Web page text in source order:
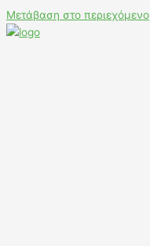
Μετάβαση στο περιεχόμενο